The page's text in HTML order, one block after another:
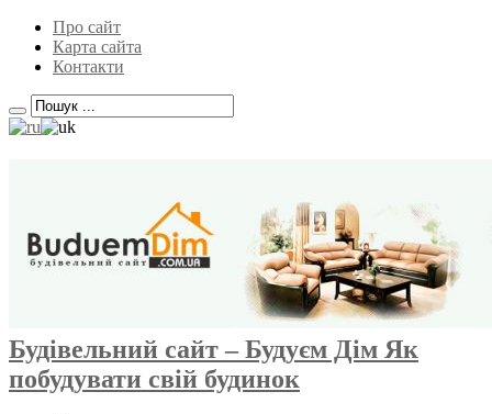
Про сайт
Карта сайта
Контакти
Будівельний сайт – Будуєм Дім Як
побудувати свій будинок